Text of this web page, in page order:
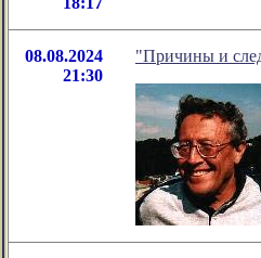
08.08.2024
21:30
"Причины и